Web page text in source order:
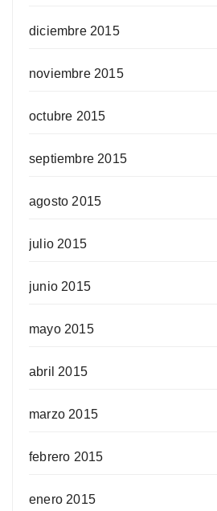
diciembre 2015
noviembre 2015
octubre 2015
septiembre 2015
agosto 2015
julio 2015
junio 2015
mayo 2015
abril 2015
marzo 2015
febrero 2015
enero 2015